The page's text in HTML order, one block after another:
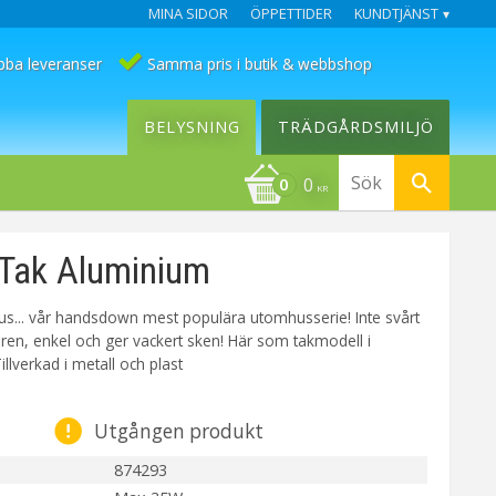
MINA SIDOR ÖPPETTIDER KUNDTJÄNST
leveranser Samma pris i butik & webbshop
0 KR
BELYSNING TRÄDGÅRDSMILJÖ
Aluminium
vår handsdown mest populära utomhusserie! Inte svårt
enkel och ger vackert sken! Här som takmodell i
i metall och plast
Utgången produkt
874293